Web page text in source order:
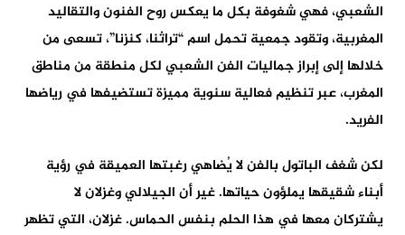
الشعبي، فهي شغوفة بكل ما يعكس روح الفنون والتقاليد
المغربية، وتقود جمعية تحمل اسم “تراثنا، كنزنا”، تسعى من
خلالها إلى إبراز جماليات الفن الشعبي لكل منطقة من مناطق
المغرب، عبر تنظيم فعالية سنوية مميزة تستضيفها في رياضها
الفريد.
لكن شغف الباتول بالفن لا يُضاهي رغبتها العميقة في رؤية
أبناء شقيقها يملؤون حياتها. غير أن الجيلالي وغزلان لا
يشتركان معها في هذا الحلم بنفس الحماس. غزلان، التي تظهر